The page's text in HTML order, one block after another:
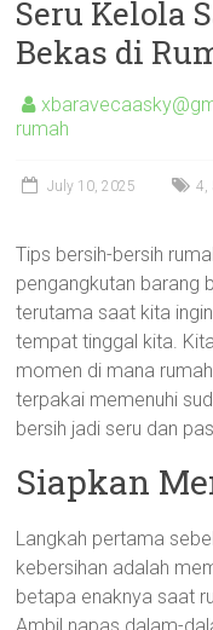
Seru Kelola
Bekas di
rumah
July 10, 2025 4,
Tips bersih-bersih
pengangkutan barang
terutama saat kita
tempat tinggal kita.
momen di mana
terpakai memenuhi
bersih jadi seru dan
Siapkan
Langkah pertama
kebersihan adalah
betapa enaknya saat